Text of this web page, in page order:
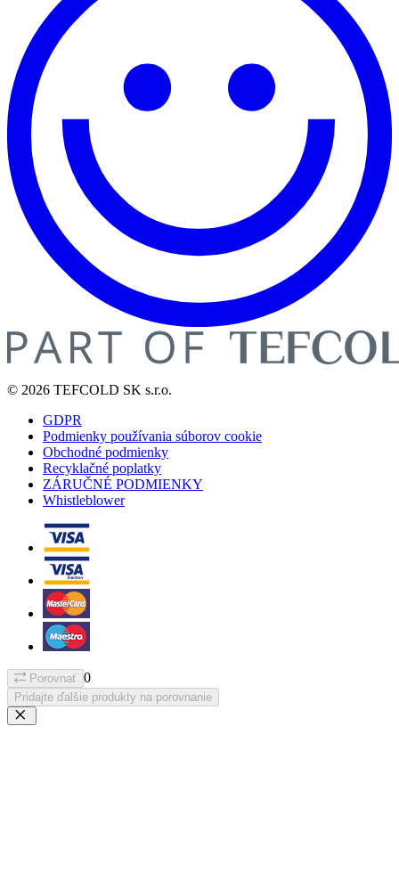
© 2026 TEFCOLD SK s.r.o.
GDPR
Podmienky používania súborov cookie
Obchodné podmienky
Recyklačné poplatky
ZÁRUČNÉ PODMIENKY
Whistleblower
Porovnať 0
Pridajte ďalšie produkty na porovnanie